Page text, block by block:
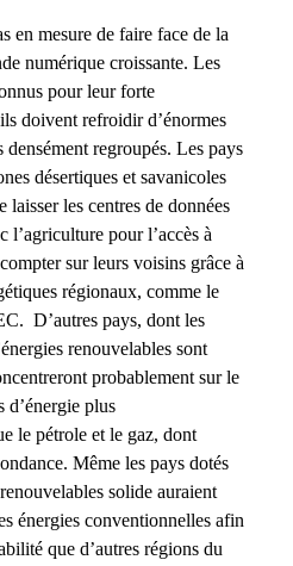
en mesure de faire face de la
numérique croissante. Les
pour leur forte
doivent refroidir d’énormes
densément regroupés. Les pays
désertiques et savanicoles
laisser les centres de données
l’agriculture pour l’accès à
sur leurs voisins grâce à
régionaux, comme le
D’autres pays, dont les
renouvelables sont
probablement sur le
d’énergie plus
le pétrole et le gaz, dont
Même les pays dotés
solide auraient
énergies conventionnelles afin
que d’autres régions du